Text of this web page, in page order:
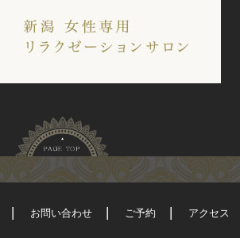
お問い合わせ ご予約 アクセス